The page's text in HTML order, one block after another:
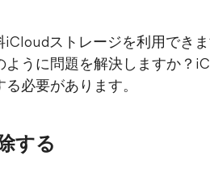
iCloudストレージを利用でき
ように問題を解決しますか？
必要があります。
する